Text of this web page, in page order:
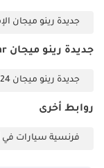
جديدة رينو ميجان
جديدة رينو ميجان by Year
جديدة رينو ميجان 2024
روابط أخرى
فرنسية سيارات في
خبراء السوق. يُرجى